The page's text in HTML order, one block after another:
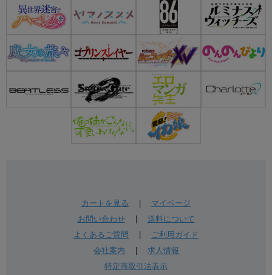
カートを見る
マイページ
お問い合わせ| 送料について
よくあるご質問
ご利用ガイド
会社案内
求人情報
特定商取引法表示